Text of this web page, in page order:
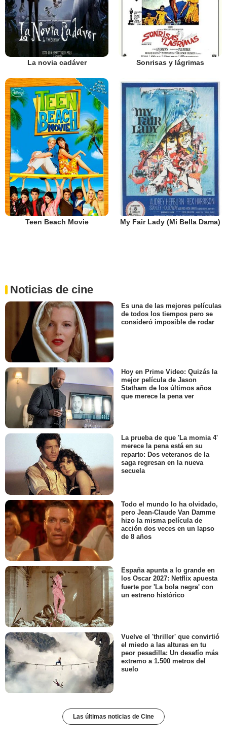
La novia cadáver Sonrisas y lágrimas
Teen Beach Movie My Fair Lady (Mi Bella Dama)
Noticias de cine
Es una de las mejores películas
de todos los tiempos pero se
consideró imposible de rodar
Hoy en Prime Video: Quizás la
mejor película de Jason
Statham de los últimos años
que merece la pena ver
La prueba de que 'La momia 4'
merece la pena está en su
reparto: Dos veteranos de la
saga regresan en la nueva
secuela
Todo el mundo lo ha olvidado,
pero Jean-Claude Van Damme
hizo la misma película de
acción dos veces en un lapso
de 8 años
España apunta a lo grande en
los Oscar 2027: Netflix apuesta
fuerte por 'La bola negra' con
un estreno histórico
Vuelve el 'thriller' que convirtió
el miedo a las alturas en tu
peor pesadilla: Un desafío más
extremo a 1.500 metros del
suelo
Las últimas noticias de Cine